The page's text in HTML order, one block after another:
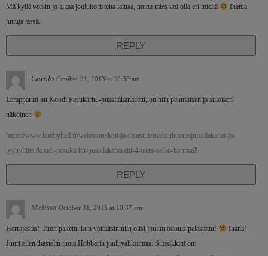
Mä kyllä voisin jo alkaa joulukoristeita laittaa, mutta mies voi olla eri mieltä
Ihania
juttuja tässä.
REPLY
Carola October 31, 2013 at 10:36 am
Lempparini on Koodi Pesukarhu-pussilakanasetti, on niin pehmoisen ja suloisen
näköinen
https://www.hobbyhall.fi/web/store/koti-ja-sisustus/makuuhuone/pussilakanat-ja-
tyynyliinat/koodi-pesukarhu-pussilakanasetti-4-osaa-valko-harmaa?
REPLY
Melissa October 31, 2013 at 10:37 am
Herrajestas! Tuon paketin kun voittaisin niin olisi joulun odotus pelastettu!
Ihana!
Juuri eilen ihastelin tuota Hobbarin jouluvalikoimaa. Suosikkini on: